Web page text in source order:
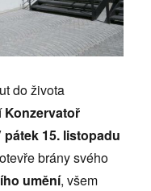
do života
Konzervatoř
pátek 15. listopadu
otevře brány svého
umění, všem